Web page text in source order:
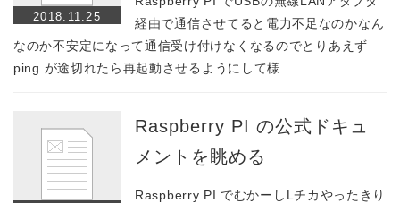
2018.11.25
経由で通信させてると電力不足なのかなん
なのか不安定になって通信受け付けなくなるのでとりあえず
ping が途切れたら再起動させるようにして様…
Raspberry PI の公式ドキュ
メントを眺める
Raspberry PI でむかーしLチカやったきり